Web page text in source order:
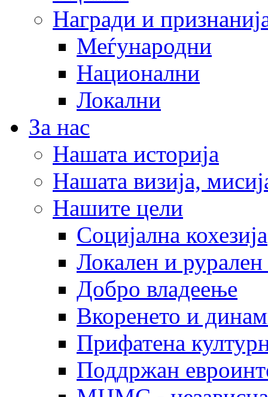
Награди и
Меѓународни
Национални
Локални
За нас
Нашата историја
Нашата визија,
Нашите цели
Социјална кохезија
Локален и рурален
Добро владеење
Вкоренето и
Прифатена
Поддржан